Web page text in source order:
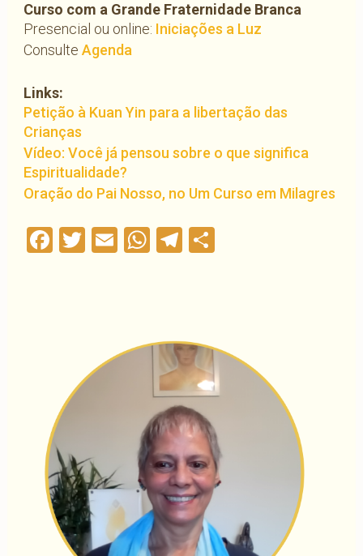
Curso com a Grande Fraternidade Branca
Presencial ou online: Iniciações a Luz
Consulte Agenda
Links:
Petição à Kuan Yin para a libertação das
Crianças
Vídeo: Você já pensou sobre o que significa
Espiritualidade?
Oração do Pai Nosso, no Um Curso em Milagres
Facebook
Twitter
EmailWhatsApp
Telegram